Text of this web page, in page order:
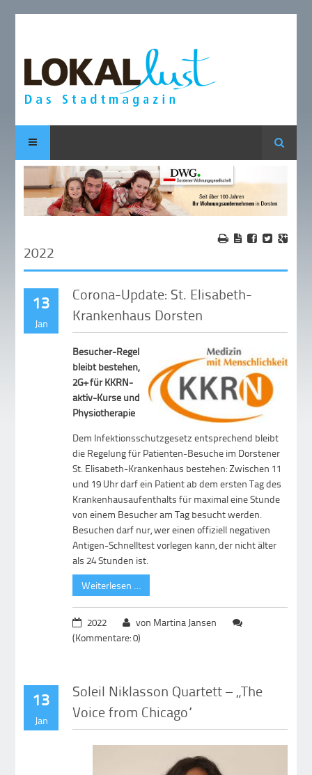
Suche
2022
13
Jan
Corona-Update: St. Elisabeth-
Krankenhaus Dorsten
Besucher-Regel
bleibt bestehen,
2G+ für KKRN-
aktiv-Kurse und
Physiotherapie
Dem Infektionsschutzgesetz entsprechend bleibt
die Regelung für Patienten-Besuche im Dorstener
St. Elisabeth-Krankenhaus bestehen: Zwischen 11
und 19 Uhr darf ein Patient ab dem ersten Tag des
Krankenhausaufenthalts für maximal eine Stunde
von einem Besucher am Tag besucht werden.
Besuchen darf nur, wer einen offiziell negativen
Antigen-Schnelltest vorlegen kann, der nicht älter
als 24 Stunden ist.
Weiterlesen …
2022
von Martina Jansen
(Kommentare: 0)
13
Jan
Soleil Niklasson Quartett – „The
Voice from Chicago“